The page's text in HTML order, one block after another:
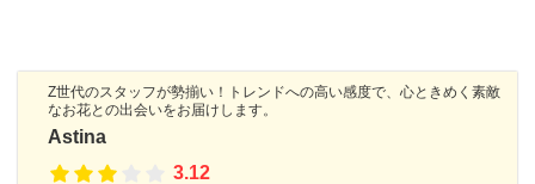
Z世代のスタッフが勢揃い！トレンドへの高い感度で、心ときめく素敵
なお花との出会いをお届けします。
Astina
3.12